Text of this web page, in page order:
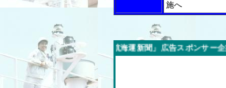
施へ
今週の「内航海運新聞」広告スポンサー企業